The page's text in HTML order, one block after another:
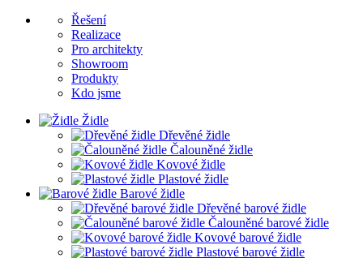
Řešení
Realizace
Pro architekty
Showroom
Produkty
Kdo jsme
Židle
Dřevěné židle
Čalouněné židle
Kovové židle
Plastové židle
Barové židle
Dřevěné barové židle
Čalouněné barové židle
Kovové barové židle
Plastové barové židle